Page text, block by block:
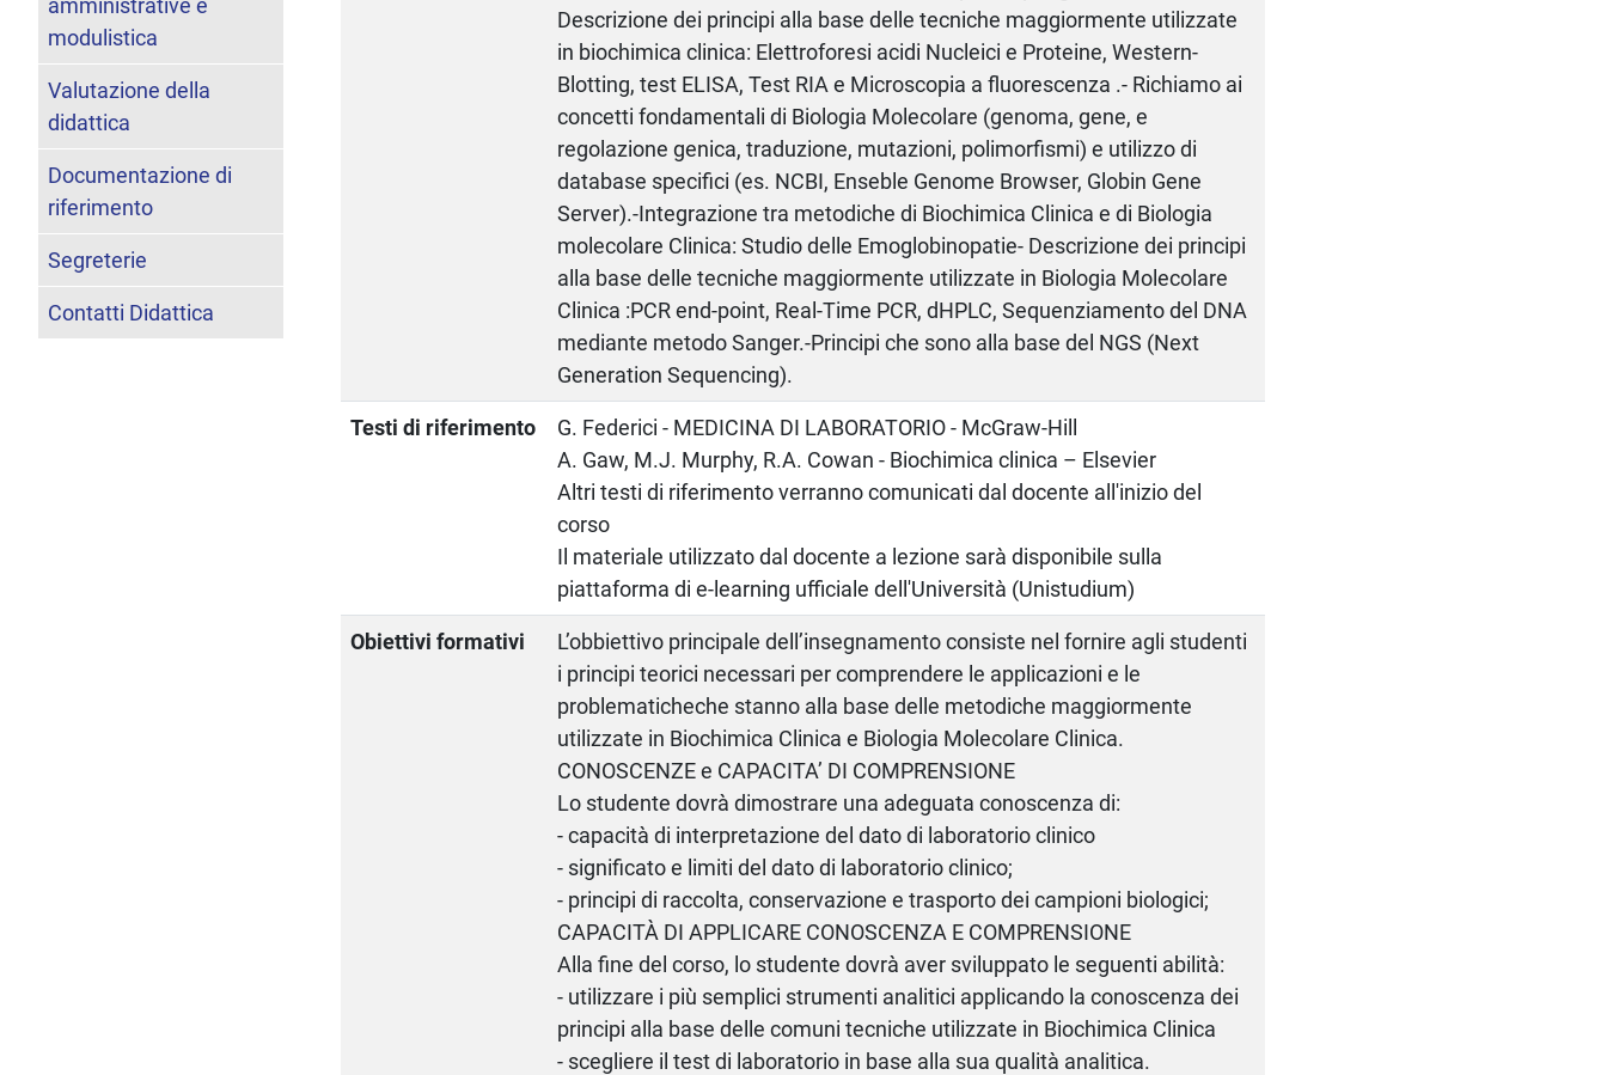
Descrizione dei principi alla base delle tecniche maggiormente utilizzate
in biochimica clinica: Elettroforesi acidi Nucleici e Proteine, Western-
Blotting, test ELISA, Test RIA e Microscopia a fluorescenza .- Richiamo ai
concetti fondamentali di Biologia Molecolare (genoma, gene, e
regolazione genica, traduzione, mutazioni, polimorfismi) e utilizzo di
database specifici (es. NCBI, Enseble Genome Browser, Globin Gene
Server).-Integrazione tra metodiche di Biochimica Clinica e di Biologia
molecolare Clinica: Studio delle Emoglobinopatie- Descrizione dei principi
alla base delle tecniche maggiormente utilizzate in Biologia Molecolare
Clinica :PCR end-point, Real-Time PCR, dHPLC, Sequenziamento del DNA
mediante metodo Sanger.-Principi che sono alla base del NGS (Next
Generation Sequencing).
Testi di riferimento
G. Federici - MEDICINA DI LABORATORIO - McGraw-Hill
A. Gaw, M.J. Murphy, R.A. Cowan - Biochimica clinica – Elsevier
Altri testi di riferimento verranno comunicati dal docente all'inizio del
corso
Il materiale utilizzato dal docente a lezione sarà disponibile sulla
piattaforma di e-learning ufficiale dell'Università (Unistudium)
Obiettivi formativi
L’obbiettivo principale dell’insegnamento consiste nel fornire agli studenti
i principi teorici necessari per comprendere le applicazioni e le
problematicheche stanno alla base delle metodiche maggiormente
utilizzate in Biochimica Clinica e Biologia Molecolare Clinica.
CONOSCENZE e CAPACITA’ DI COMPRENSIONE
Lo studente dovrà dimostrare una adeguata conoscenza di:
- capacità di interpretazione del dato di laboratorio clinico
- significato e limiti del dato di laboratorio clinico;
- principi di raccolta, conservazione e trasporto dei campioni biologici;
CAPACITÀ DI APPLICARE CONOSCENZA E COMPRENSIONE
Alla fine del corso, lo studente dovrà aver sviluppato le seguenti abilità:
- utilizzare i più semplici strumenti analitici applicando la conoscenza dei
principi alla base delle comuni tecniche utilizzate in Biochimica Clinica
- scegliere il test di laboratorio in base alla sua qualità analitica.
amministrative e
modulistica
Valutazione della
didattica
Documentazione di
riferimento
Segreterie
Contatti Didattica